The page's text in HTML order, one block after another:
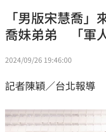
「男版宋慧喬
喬妹弟弟 「軍
2024/09/26 19:46:00
記者陳穎／台北報導